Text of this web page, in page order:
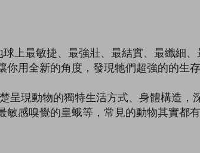
上最敏捷、最強壯、最結實、最纖細
用全新的角度，發現牠們超強的的生存
呈現動物的獨特生活方式、身體構造
感嗅覺的皇蛾等，常見的動物其實都